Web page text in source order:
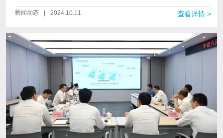
新闻动态 2024.10.11 查看详情 >